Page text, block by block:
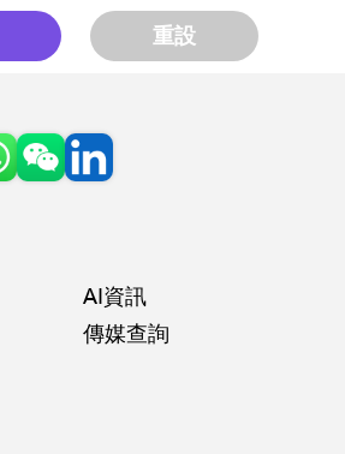
重設
AI資訊
傳媒查詢